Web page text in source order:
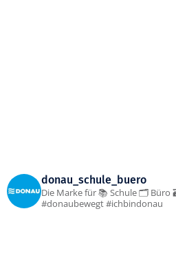
donau_schule_buero
Die Marke für 📚 Schule 🗂 Büro
#donaubewegt #ichbindonau